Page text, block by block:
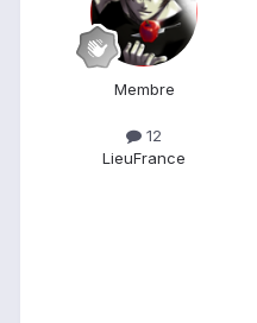
Membre
12
LieuFrance